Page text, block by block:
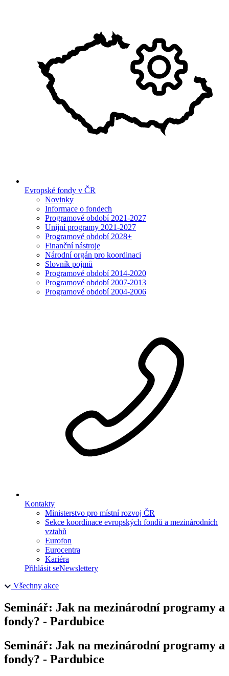
Evropské fondy v ČR
Novinky
Informace o fondech
Programové období 2021-2027
Unijní programy 2021-2027
Programové období 2028+
Finanční nástroje
Národní orgán pro koordinaci
Slovník pojmů
Programové období 2014-2020
Programové období 2007-2013
Programové období 2004-2006
Kontakty
Ministerstvo pro místní rozvoj ČR
Sekce koordinace evropských fondů a mezinárodních
vztahů
Eurofon
Eurocentra
Kariéra
Přihlásit seNewslettery
Všechny akce
Seminář: Jak na mezinárodní programy a
fondy? - Pardubice
Seminář: Jak na mezinárodní programy a
fondy? - Pardubice